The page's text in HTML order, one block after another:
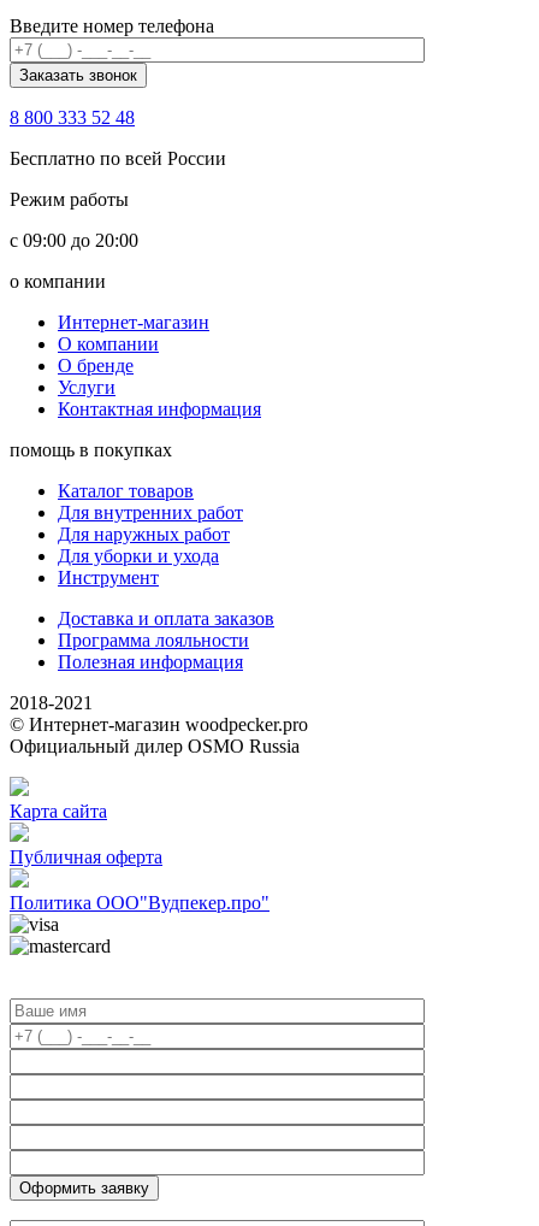
Введите номер телефона
8 800 333 52 48
Бесплатно по всей России
Режим работы
с 09:00 до 20:00
о компании
Интернет-магазин
О компании
О бренде
Услуги
Контактная информация
помощь в покупках
Каталог товаров
Для внутренних работ
Для наружных работ
Для уборки и ухода
Инструмент
Доставка и оплата заказов
Программа лояльности
Полезная информация
2018-2021
© Интернет-магазин woodpecker.pro
Официальный дилер OSMO Russia
Карта сайта
Публичная оферта
Политика ООО"Вудпекер.про"